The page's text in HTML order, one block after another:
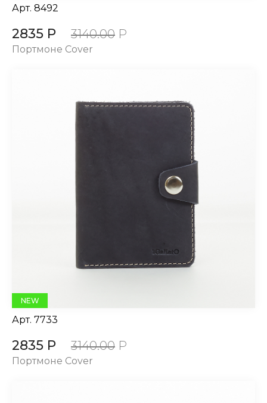
Арт. 8492
2835 Р 3140.00 Р
Портмоне Cover
NEW
Арт. 7733
2835 Р 3140.00 Р
Портмоне Cover